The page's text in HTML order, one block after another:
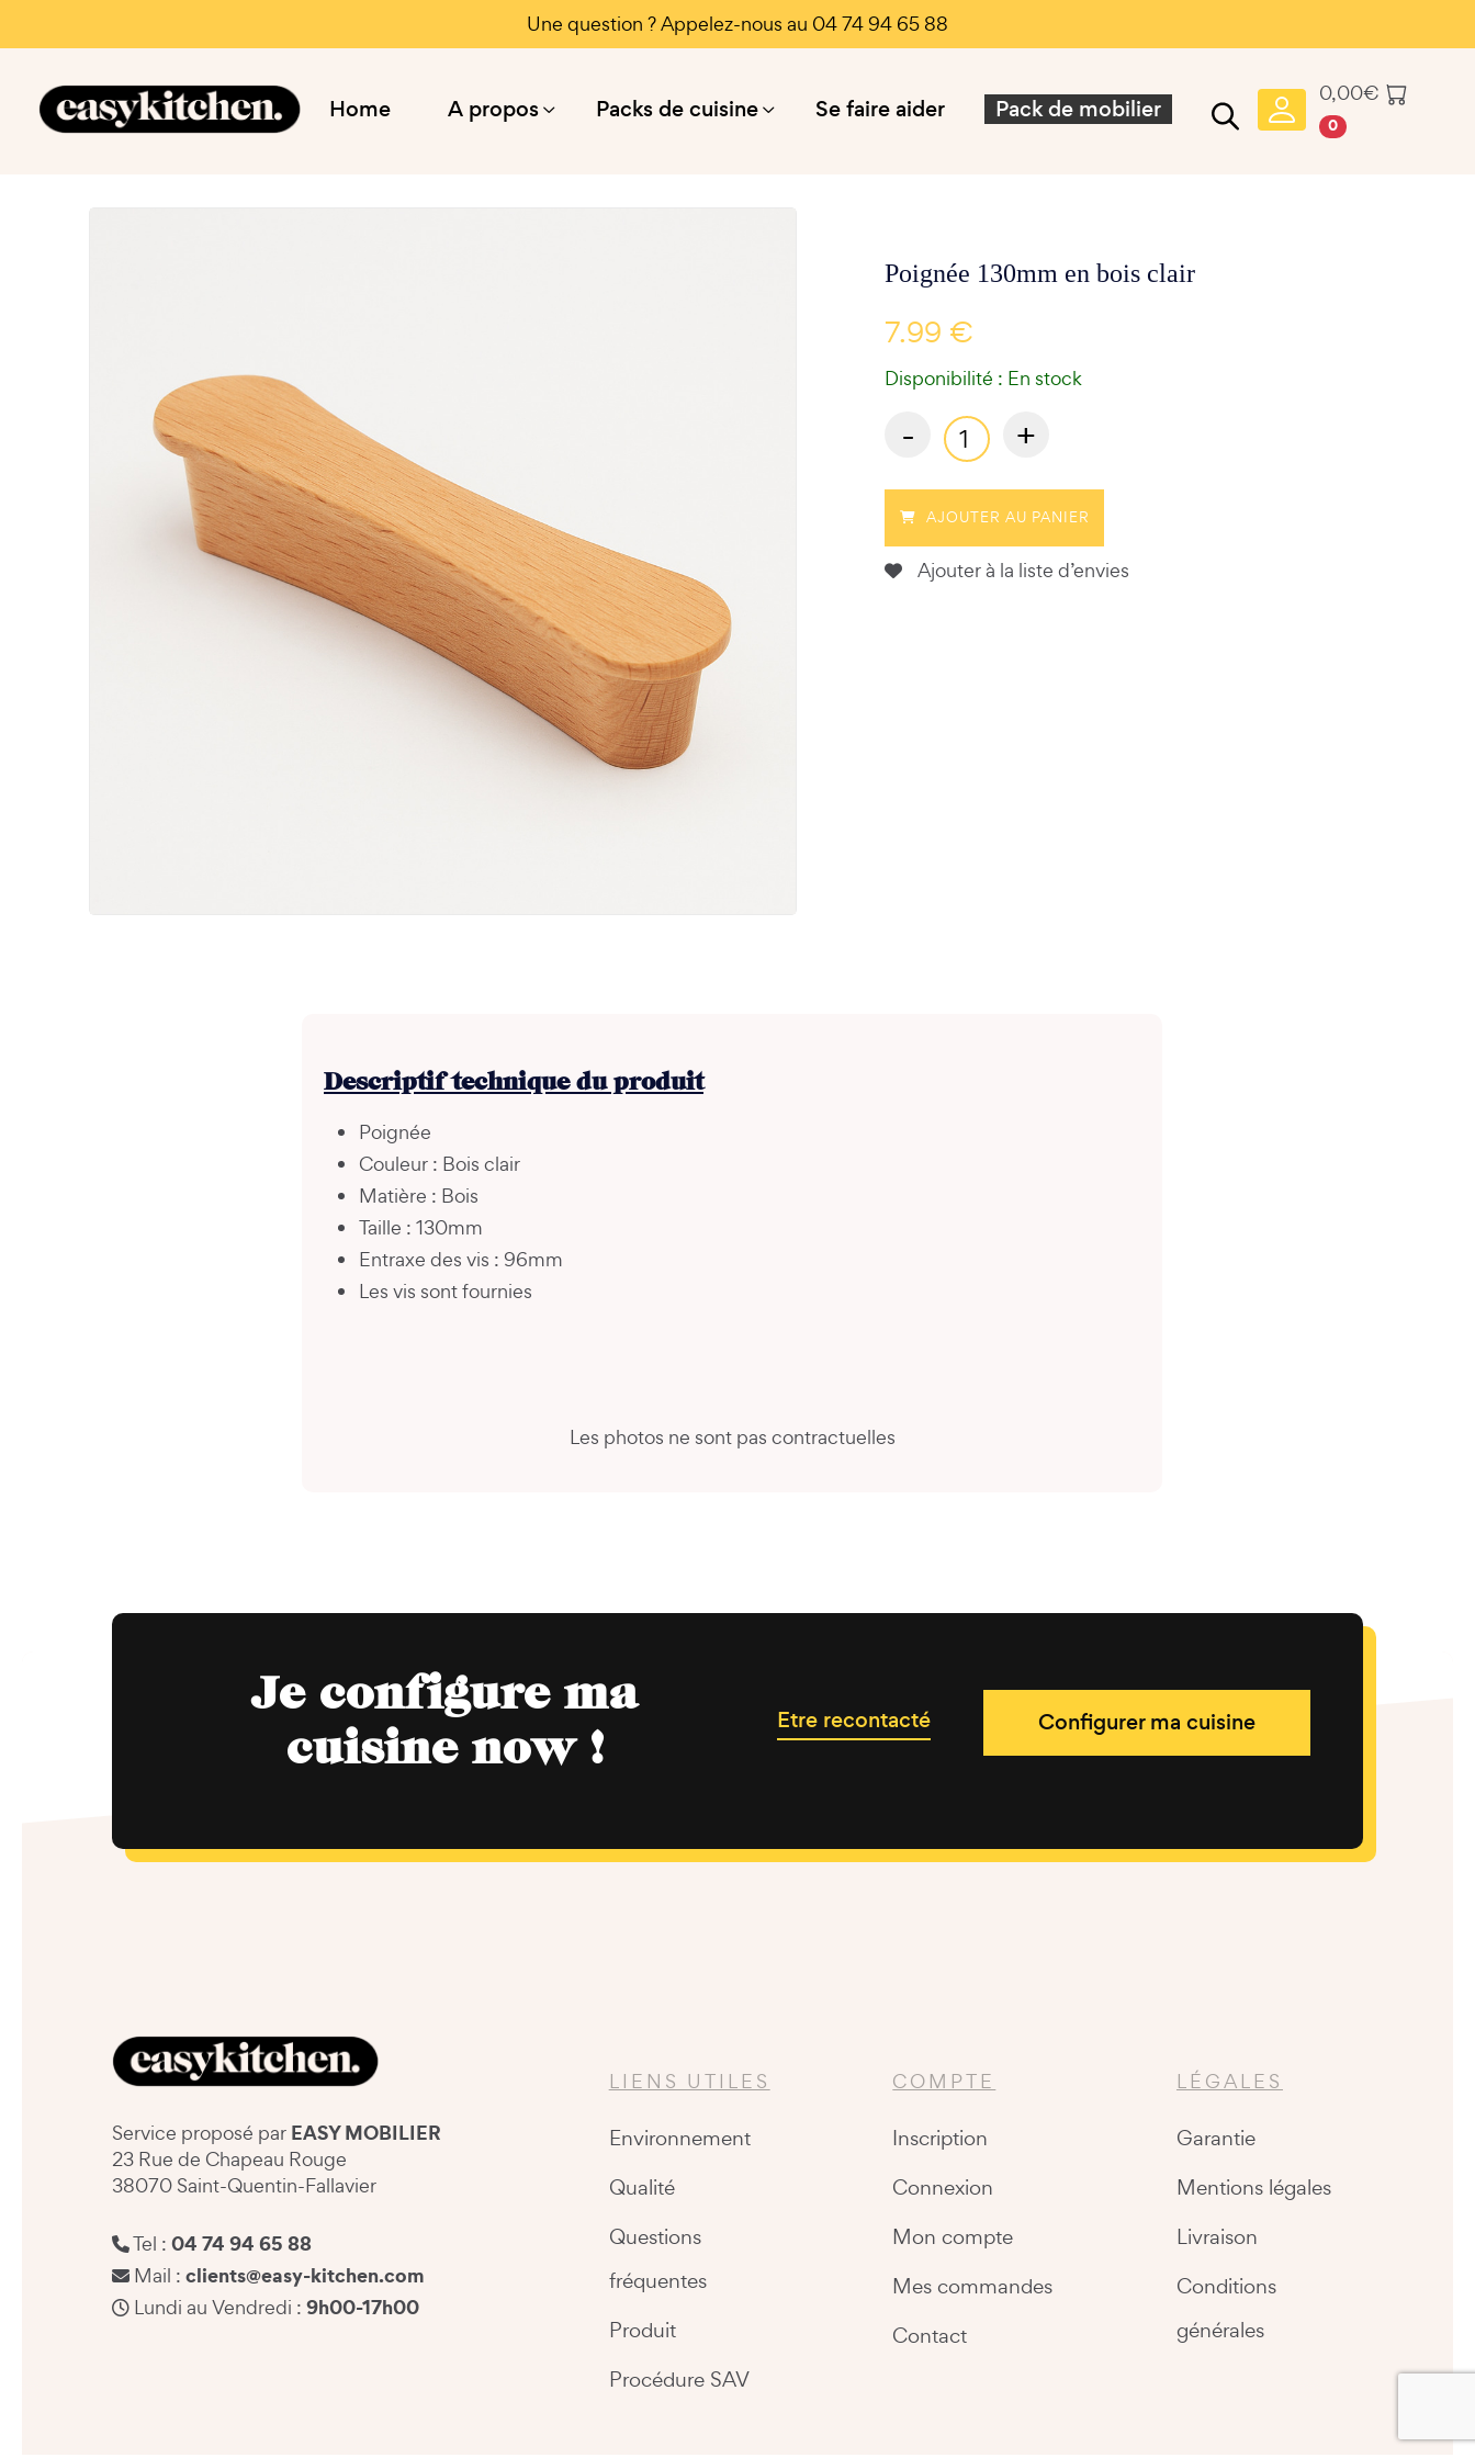
Une question ? Appelez-nous au 04 74 94 65 88
0,00€
0
Home A propos Packs de cuisine Se faire aider Pack de mobilier
Poignée 130mm en bois clair
7.99 €
Disponibilité : En stock
- +
AJOUTER AU PANIER
Ajouter à la liste d’envies
Descriptif technique du produit
Poignée
Couleur : Bois clair
Matière : Bois
Taille : 130mm
Entraxe des vis : 96mm
Les vis sont fournies
Les photos ne sont pas contractuelles
Je configure ma
cuisine now !
Etre recontacté Configurer ma cuisine
Service proposé par EASY MOBILIER
23 Rue de Chapeau Rouge
38070 Saint-Quentin-Fallavier
Tel : 04 74 94 65 88
Mail : clients@easy-kitchen.com
Lundi au Vendredi : 9h00-17h00
LIENS UTILES
Environnement
Qualité
Questions
fréquentes
Produit
Procédure SAV
COMPTE
Inscription
Connexion
Mon compte
Mes commandes
Contact
LÉGALES
Garantie
Mentions légales
Livraison
Conditions
générales